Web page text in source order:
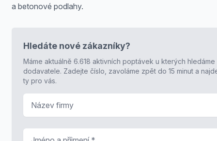
a betonové podlahy.
Hledáte nové zákazníky?
Máme aktuálně 6.618 aktivních poptávek u kterých hledáme
dodavatele. Zadejte číslo, zavoláme zpět do 15 minut a
ty pro vás.